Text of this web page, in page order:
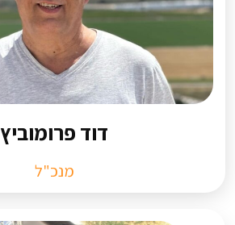
דוד פרומוביץ​
מנכ"ל